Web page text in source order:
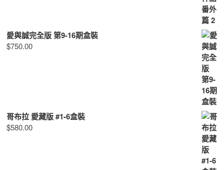
愛與誠完全版 第9-16期盒裝
$750.00
哥布拉 愛藏版 #1-6盒裝
$580.00